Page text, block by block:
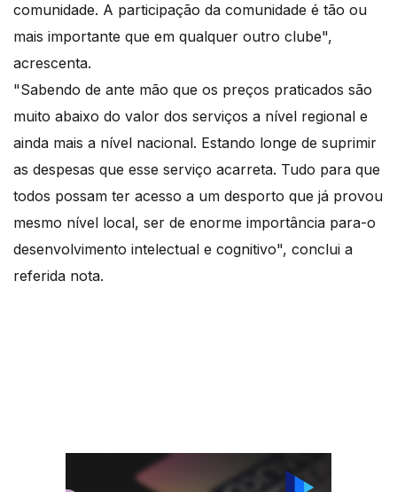
comunidade. A participação da comunidade é tão ou
mais importante que em qualquer outro clube",
acrescenta.
"Sabendo de ante mão que os preços praticados são
muito abaixo do valor dos serviços a nível regional e
ainda mais a nível nacional. Estando longe de suprimir
as despesas que esse serviço acarreta. Tudo para que
todos possam ter acesso a um desporto que já provou
mesmo nível local, ser de enorme importância para-o
desenvolvimento intelectual e cognitivo", conclui a
referida nota.